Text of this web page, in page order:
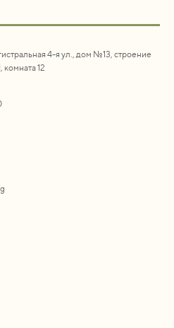
4-я ул., дом №13, строение
комната 12